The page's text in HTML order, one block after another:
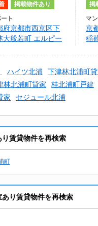
掲載物件あり
ト
府京都市西京区下
大般若町 エルピー
掲
マ
京
稲
ハイツ北浦 下津林北浦町
林北浦町貸家 桂北浦町戸建
家 セジュール北浦
賃貸物件を再検索
町
り賃貸物件を再検索